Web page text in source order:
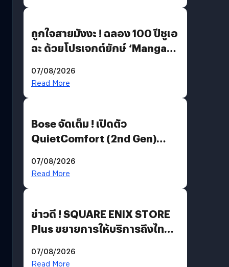
ถูกใจสายมังงะ ! ฉลอง 100 ปีชูเอ
ฉะ ด้วยโปรเจกต์ยักษ์ ‘Manga
มีภาษาไทยด้วย
07/08/2026
Read More
Bose จัดเต็ม ! เปิดตัว
QuietComfort (2nd Gen)
07/08/2026
Read More
ข่าวดี ! SQUARE ENIX STORE
Plus ขยายการให้บริการถึงไทย
โดยตรง
07/08/2026
Read More